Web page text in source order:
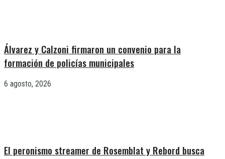
Álvarez y Calzoni firmaron un convenio para la
formación de policías municipales
6 agosto, 2026
El peronismo streamer de Rosemblat y Rebord busca